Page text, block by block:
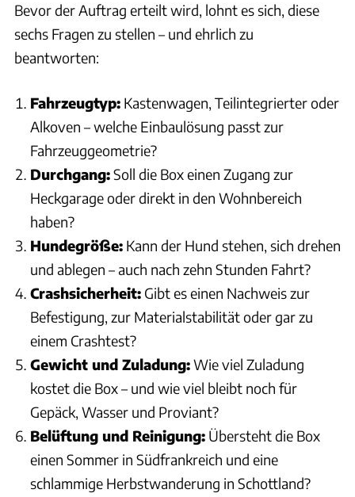
Bevor der Auftrag erteilt wird, lohnt es sich, diese
sechs Fragen zu stellen – und ehrlich zu
beantworten:
Fahrzeugtyp: Kastenwagen, Teilintegrierter oder
Alkoven – welche Einbaulösung passt zur
Fahrzeuggeometrie?
Durchgang:Soll die Box einen Zugang zur
Heckgarage oder direkt in den Wohnbereich
haben?
Hundegröße: Kann der Hund stehen, sich drehen
und ablegen – auch nach zehn Stunden Fahrt?
Crashsicherheit: Gibt es einen Nachweis zur
Befestigung, zur Materialstabilität oder gar zu
einem Crashtest?
Gewicht und Zuladung:Wie viel Zuladung
kostet die Box – und wie viel bleibt noch für
Gepäck, Wasser und Proviant?
Belüftung und Reinigung: Übersteht die Box
einen Sommer in Südfrankreich und eine
schlammige Herbstwanderung in Schottland?